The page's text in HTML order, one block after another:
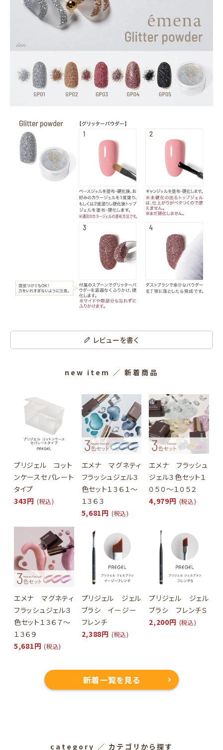
レビューを書く
new item ／ 新着商品
プリジェル コット
ンケースセパレート
タイプ
343円 (税込)
エメナ マグネティ
フラッシュジェル３
色セット１３６１～
１３６３
5,681円 (税込)
エメナ フラッシュ
ジェル３色セット１
０５０～１０５２
4,979円 (税込)
エメナ マグネティ
フラッシュジェル３
色セット１３６７～
１３６９
5,681円 (税込)
プリジェル ジェル
ブラシ イージー
フレンチ
2,388円 (税込)
プリジェル ジェル
ブラシ フレンチＳ
2,200円 (税込)
新着一覧を見る
category ／ カテゴリから探す